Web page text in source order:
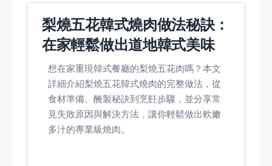
梨燒五花韓式燒肉做法秘訣：
在家輕鬆做出道地韓式美味
想在家重現韓式餐廳的梨燒五花肉嗎？本文
詳細介紹梨燒五花韓式燒肉的完整做法，從
食材準備、醃製秘訣到烹飪步驟，並分享常
見失敗原因與解決方法，讓你輕鬆做出軟嫩
多汁的專業級燒肉。